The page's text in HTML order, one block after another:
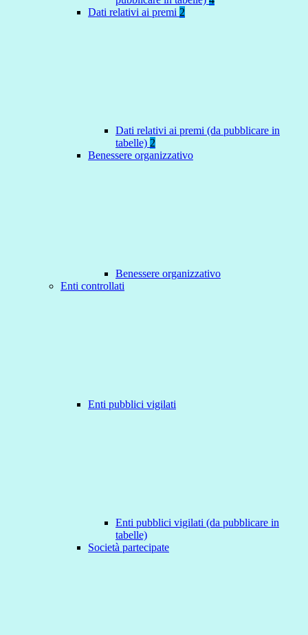
Dati relativi ai premi 2
Dati relativi ai premi (da pubblicare in
tabelle) 2
Benessere organizzativo
Benessere organizzativo
Enti controllati
Enti pubblici vigilati
Enti pubblici vigilati (da pubblicare in
tabelle)
Società partecipate